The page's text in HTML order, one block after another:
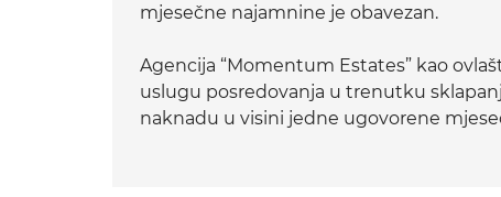
mjesečne najamnine je obavezan.
Agencija “Momentum Estates” kao
uslugu posredovanja u trenutku
naknadu u visini jedne ugovorene